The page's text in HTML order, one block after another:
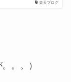
楽天ブログ
。。）